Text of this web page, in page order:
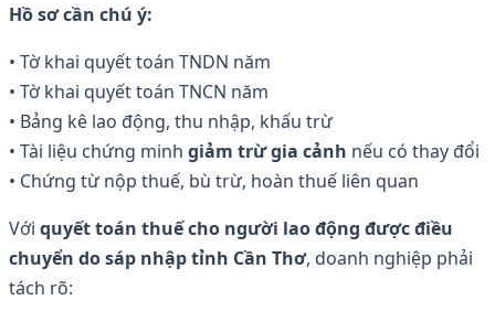
Hồ sơ cần chú ý:
• Tờ khai quyết toán TNDN năm
• Tờ khai quyết toán TNCN năm
• Bảng kê lao động, thu nhập, khấu trừ
• Tài liệu chứng minh giảm trừ gia cảnh nếu có thay đổi
• Chứng từ nộp thuế, bù trừ, hoàn thuế liên quan
Với quyết toán thuế cho người lao động được điều
chuyển do sáp nhập tỉnh Cần Thơ, doanh nghiệp phải
tách rõ: